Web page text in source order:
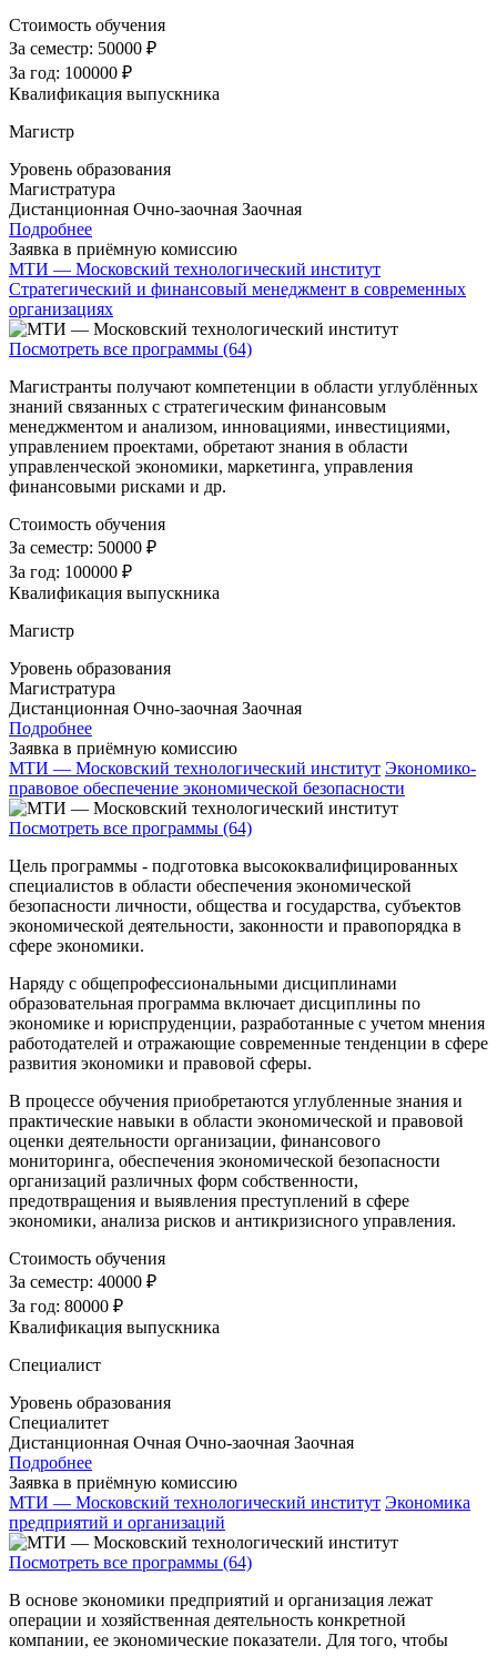
Стоимость обучения
За семестр: 50000 ₽
За год: 100000 ₽
Квалификация выпускника
Магистр
Уровень образования
Магистратура
Дистанционная Очно-заочная Заочная
Подробнее
Заявка в приёмную комиссию
МТИ — Московский технологический институт
Стратегический и финансовый менеджмент в современных
организациях
Посмотреть все программы (64)
Магистранты получают компетенции в области углублённых
знаний связанных с стратегическим финансовым
менеджментом и анализом, инновациями, инвестициями,
управлением проектами, обретают знания в области
управленческой экономики, маркетинга, управления
финансовыми рисками и др.
Стоимость обучения
За семестр: 50000 ₽
За год: 100000 ₽
Квалификация выпускника
Магистр
Уровень образования
Магистратура
Дистанционная Очно-заочная Заочная
Подробнее
Заявка в приёмную комиссию
МТИ — Московский технологический институт Экономико-
правовое обеспечение экономической безопасности
Посмотреть все программы (64)
Цель программы - подготовка высококвалифицированных
специалистов в области обеспечения экономической
безопасности личности, общества и государства, субъектов
экономической деятельности, законности и правопорядка в
сфере экономики.
Наряду с общепрофессиональными дисциплинами
образовательная программа включает дисциплины по
экономике и юриспруденции, разработанные с учетом мнения
работодателей и отражающие современные тенденции в сфере
развития экономики и правовой сферы.
В процессе обучения приобретаются углубленные знания и
практические навыки в области экономической и правовой
оценки деятельности организации, финансового
мониторинга, обеспечения экономической безопасности
организаций различных форм собственности,
предотвращения и выявления преступлений в сфере
экономики, анализа рисков и антикризисного управления.
Стоимость обучения
За семестр: 40000 ₽
За год: 80000 ₽
Квалификация выпускника
Специалист
Уровень образования
Специалитет
Дистанционная Очная Очно-заочная Заочная
Подробнее
Заявка в приёмную комиссию
МТИ — Московский технологический институт Экономика
предприятий и организаций
Посмотреть все программы (64)
В основе экономики предприятий и организация лежат
операции и хозяйственная деятельность конкретной
компании, ее экономические показатели. Для того, чтобы